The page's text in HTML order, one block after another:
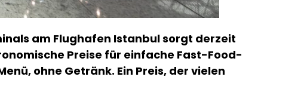
am Flughafen Istanbul sorgt derzeit
Preise für einfache Fast-Food-
ohne Getränk. Ein Preis, der vielen